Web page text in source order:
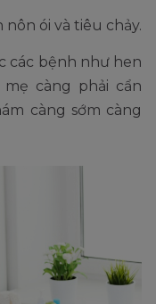
ói và tiêu chảy.
các bệnh như hen
càng phải cẩn
càng sớm càng